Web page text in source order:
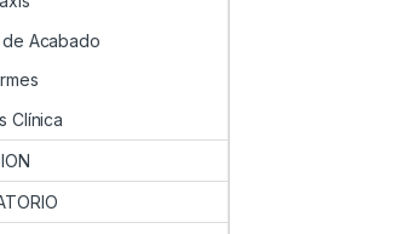
de Acabado
Clínica